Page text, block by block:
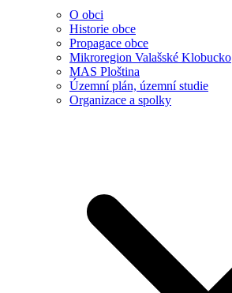
O obci
Historie obce
Propagace obce
Mikroregion Valašské Klobucko
MAS Ploština
Územní plán, územní studie
Organizace a spolky